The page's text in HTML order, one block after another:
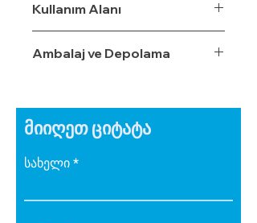
uyumludur.
Çok hızlı ve pratik uygulanabilir.
Hafiftir, binaya yük getirmez.
Sudan, nemden, dondan ve
Güneş ışınlarından etkilenmez.
Kullanım Alanı
Ambalaj ve Depolama
მიიღეთ ციტატა
სახელი